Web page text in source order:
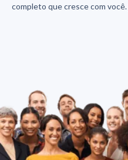
completo que cresce com você.